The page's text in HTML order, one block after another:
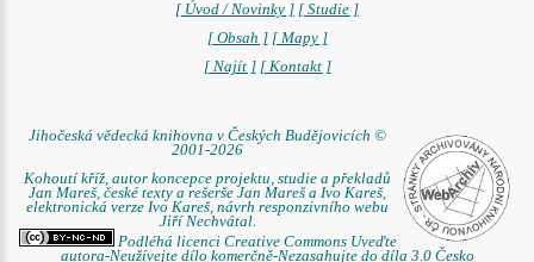
[ Úvod / Novinky ] [ Studie ]
[ Obsah ] [ Mapy ]
[ Najít ] [ Kontakt ]
Jihočeská vědecká knihovna v Českých Budějovicích ©
2001-2026
Kohoutí kříž, autor koncepce projektu, studie a překladů
Jan Mareš, české texty a rešerše Jan Mareš a Ivo Kareš,
elektronická verze Ivo Kareš, návrh responzivního webu
Jiří Nechvátal.
Podléhá licenci Creative Commons Uveďte
autora-Neužívejte dílo komerčně-Nezasahujte do díla 3.0 Česko